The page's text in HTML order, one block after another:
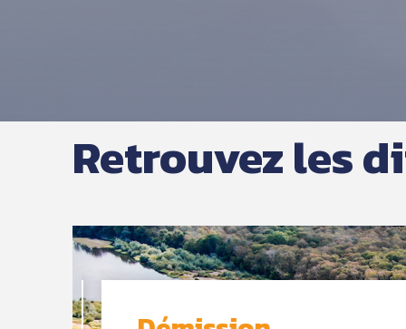
Revalorisation du
secrétaires de
COTISATIONS CDG
Coordonnées des
agents
Retrouvez les